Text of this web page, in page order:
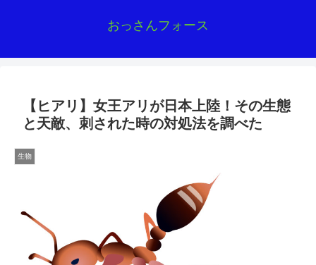
おっさんフォース
【ヒアリ】女王アリが日本上陸！その生態
と天敵、刺された時の対処法を調べた
生物